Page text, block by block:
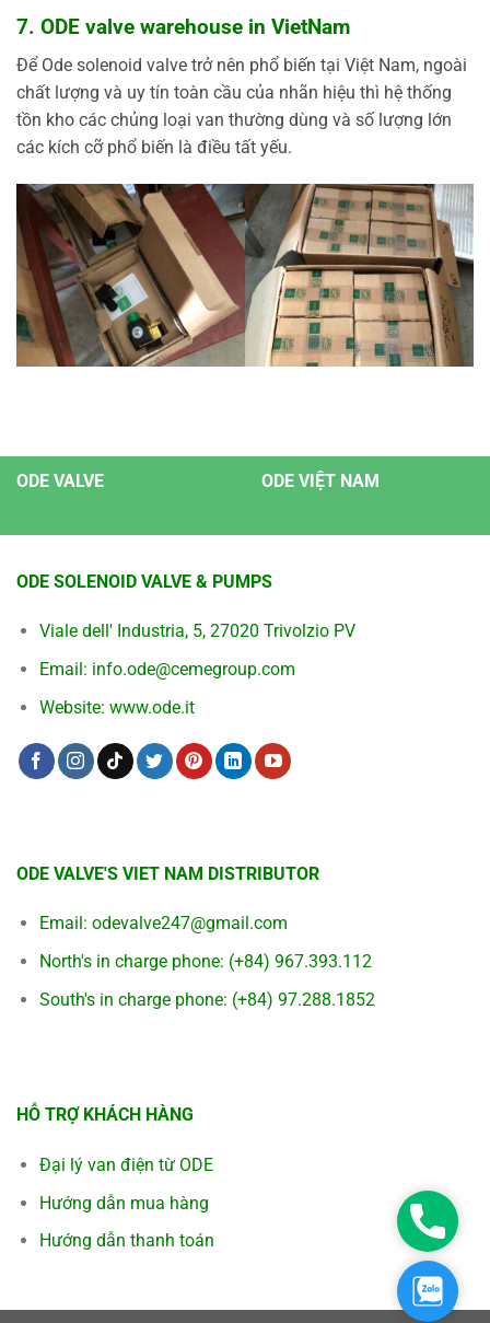
7. ODE valve warehouse in VietNam
Để Ode solenoid valve trở nên phổ biến tại Việt Nam, ngoài
chất lượng và uy tín toàn cầu của nhãn hiệu thì hệ thống
tồn kho các chủng loại van thường dùng và số lượng lớn
các kích cỡ phổ biến là điều tất yếu.
ODE VALVE ODE VIỆT NAM
ODE SOLENOID VALVE & PUMPS
Viale dell' Industria, 5, 27020 Trivolzio PV
Email: info.ode@cemegroup.com
Website: www.ode.it
ODE VALVE'S VIET NAM DISTRIBUTOR
Email: odevalve247@gmail.com
North's in charge phone: (+84) 967.393.112
South's in charge phone: (+84) 97.288.1852
HỖ TRỢ KHÁCH HÀNG
Đại lý van điện từ ODE
Hướng dẫn mua hàng
Hướng dẫn thanh toán
Hotline
Zalo